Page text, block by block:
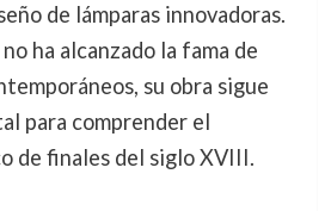
de lámparas innovadoras.
ha alcanzado la fama de
su obra sigue
para comprender el
de finales del siglo XVIII.